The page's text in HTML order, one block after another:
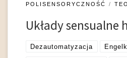
POLISENSORYCZNOŚĆ
Układy sensualne
Dezautomatyzacja